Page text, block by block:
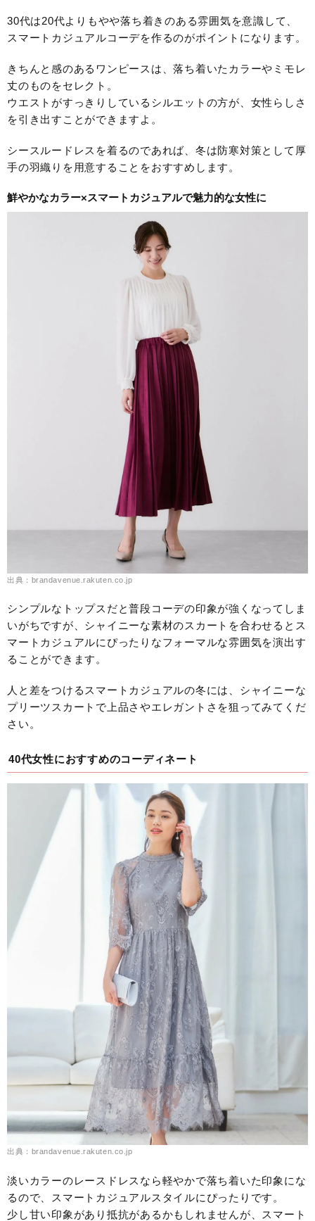
30代は20代よりもやや落ち着きのある雰囲気を意識して、
スマートカジュアルコーデを作るのがポイントになります。
きちんと感のあるワンピースは、落ち着いたカラーやミモレ
丈のものをセレクト。
ウエストがすっきりしているシルエットの方が、女性らしさ
を引き出すことができますよ。
シースルードレスを着るのであれば、冬は防寒対策として厚
手の羽織りを用意することをおすすめします。
鮮やかなカラー×スマートカジュアルで魅力的な女性に
出典：brandavenue.rakuten.co.jp
シンプルなトップスだと普段コーデの印象が強くなってしま
いがちですが、シャイニーな素材のスカートを合わせるとス
マートカジュアルにぴったりなフォーマルな雰囲気を演出す
ることができます。
人と差をつけるスマートカジュアルの冬には、シャイニーな
プリーツスカートで上品さやエレガントさを狙ってみてくだ
さい。
40代女性におすすめのコーディネート
出典：brandavenue.rakuten.co.jp
淡いカラーのレースドレスなら軽やかで落ち着いた印象にな
るので、スマートカジュアルスタイルにぴったりです。
少し甘い印象があり抵抗があるかもしれませんが、スマート